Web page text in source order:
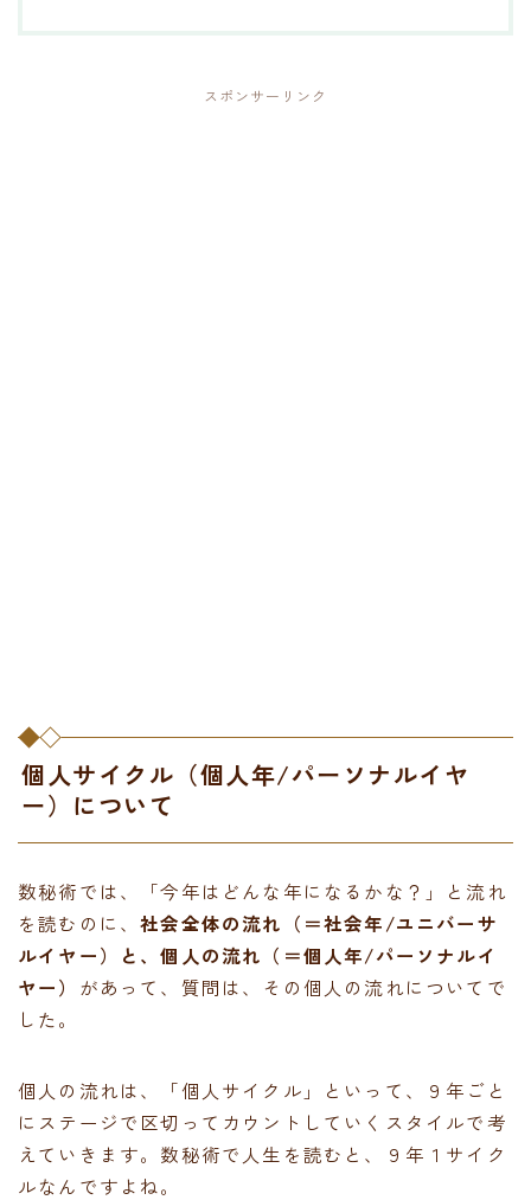
スポンサーリンク
個人サイクル（個人年/パーソナルイヤ
ー）について
数秘術では、「今年はどんな年になるかな？」と流れ
を読むのに、社会全体の流れ（＝社会年/ユニバーサ
ルイヤー）と、個人の流れ（＝個人年/パーソナルイ
ヤー） があって、質問は、その個人の流れについてで
した。
個人の流れは、「個人サイクル」といって、９年ごと
にステージで区切ってカウントしていくスタイルで考
えていきます。数秘術で人生を読むと、９年１サイク
ルなんですよね。